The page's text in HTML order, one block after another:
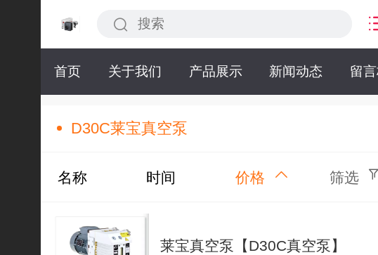
首页 关于我们 产品展示 新闻动态 留
D30C莱宝真空泵
名称 时间 价格 筛选
莱宝真空泵【D30C真空泵】